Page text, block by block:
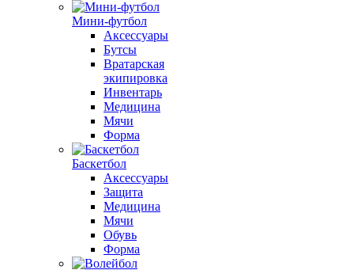
Мини-футбол
Аксессуары
Бутсы
Вратарская
экипировка
Инвентарь
Медицина
Мячи
Форма
Баскетбол
Аксессуары
Защита
Медицина
Мячи
Обувь
Форма